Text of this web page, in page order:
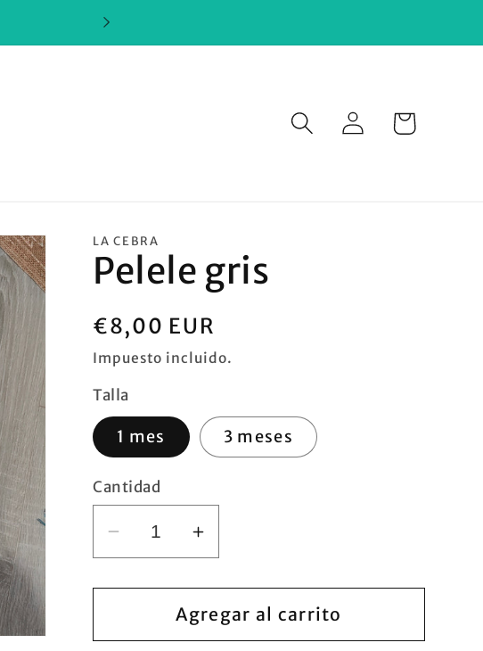
Iniciar
sesión
Carrito
LA CEBRA
Pelele gris
Precio
habitual
€8,00 EUR
Impuesto incluido.
Talla
1 mes 3 meses
Cantidad
Reducir
cantidad
para
gris
Aumentar
cantidad
para
Pelele
gris
Agregar al carrito